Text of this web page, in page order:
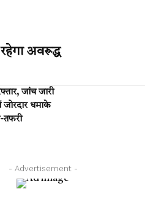
अवरूद्ध
जांच जारी
धमाके
तफरी
- Advertisement -